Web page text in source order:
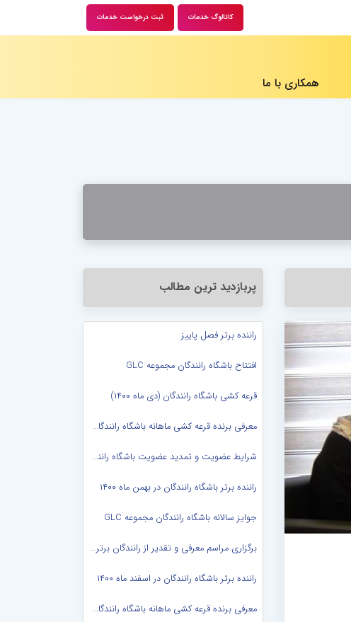
کاتالوگ خدمات ثبت درخواست خدمات
همکاری با ما ​
پربازدید ترین مطالب
راننده برتر فصل پاییز
افتتاح باشگاه رانندگان مجموعه GLC
قرعه کشی باشگاه رانندگان (دی ماه ۱۴۰۰)
معرفی برنده قرعه کشی ماهانه باشگاه رانندگان (بهمن ماه ۱۴۰۰)
شرایط عضویت و تمدید عضویت باشگاه رانندگان در سال ۱۴۰۱
راننده برتر باشگاه رانندگان در بهمن ماه ۱۴۰۰
جوایز سالانه باشگاه رانندگان مجموعه GLC
برگزاری مراسم معرفی و تقدیر از رانندگان برتر سال در باشگاه راننگان...
راننده برتر باشگاه رانندگان در اسفند ماه ۱۴۰۰
معرفی برنده قرعه کشی ماهانه باشگاه رانندگان (اردیبهشت ماه ۱۴۰۱)